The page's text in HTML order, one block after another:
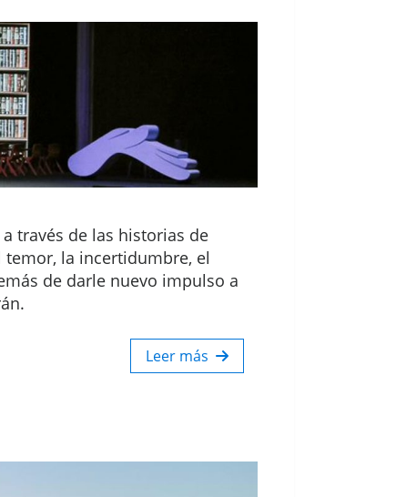
través de las historias de
temor, la incertidumbre, el
de darle nuevo impulso a
Leer más